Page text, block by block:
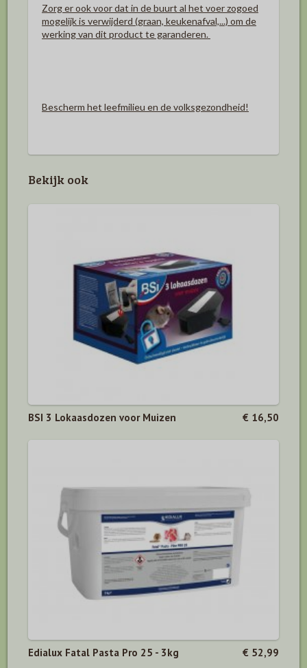
Zorg er ook voor dat in de buurt al het voer zogoed
mogelijk is verwijderd (graan, keukenafval,...) om de
werking van dit product te garanderen.
Bescherm het leefmilieu en de volksgezondheid!
Bekijk ook
BSI 3 Lokaasdozen voor Muizen € 16,50
Edialux Fatal Pasta Pro 25 - 3kg € 52,99